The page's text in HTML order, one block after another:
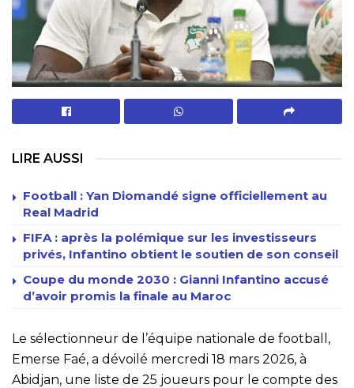
LIRE AUSSI
Football : Yan Diomandé signe officiellement au
Real Madrid
FIFA : après la polémique sur les investisseurs
privés, Infantino obtient le soutien de son conseil
Coupe du monde 2030 : Gianni Infantino accusé
d’avoir promis la finale au Maroc
Le sélectionneur de l’équipe nationale de football,
Emerse Faé, a dévoilé mercredi 18 mars 2026, à
Abidjan, une liste de 25 joueurs pour le compte des